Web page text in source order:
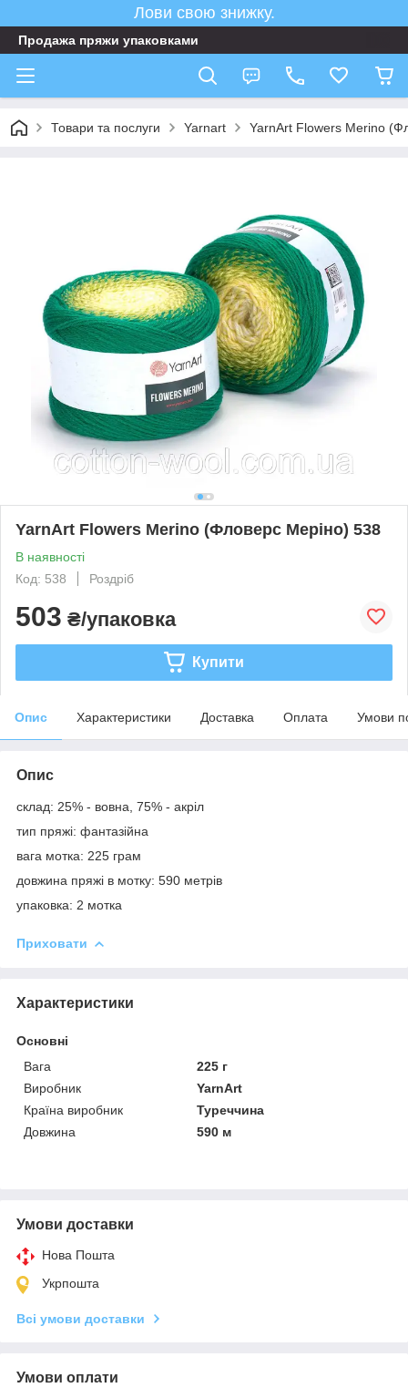
Лови свою знижку.
Продажа пряжи упаковками
Товари та послуги Yarnart YarnArt Flowers Merino
YarnArt Flowers Merino (Фловерс Меріно) 538
В наявності
Код: 538
Роздріб
503 ₴/упаковка
Купити
Опис Характеристики Доставка Оплата Умови
Опис
склад: 25% - вовна, 75% - акріл
тип пряжі: фантазійна
вага мотка: 225 грам
довжина пряжі в мотку: 590 метрів
упаковка: 2 мотка
Приховати
Характеристики
Основні
Вага
225 г
Виробник
YarnArt
Країна виробник
Туреччина
Довжина
590 м
Умови доставки
Нова Пошта
Укрпошта
Всі умови доставки
Умови оплати